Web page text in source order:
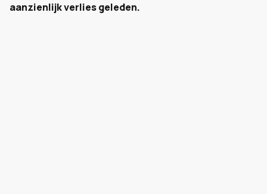
aanzienlijk verlies geleden.